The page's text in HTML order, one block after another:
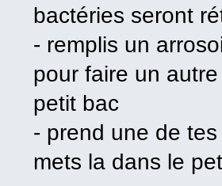
bactéries seront
- remplis un
pour faire un
petit bac
- prend une de
mets la dans le